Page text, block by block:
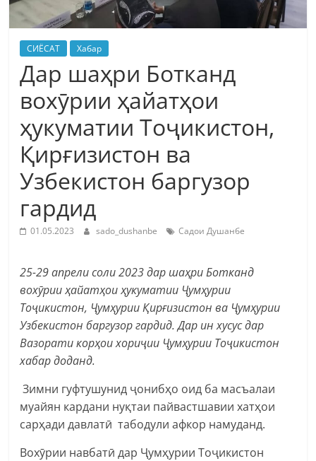
СИЁСАТ Хабар
Дар шаҳри Ботканд
вохӯрии ҳайатҳои
ҳукуматии Тоҷикистон,
Қирғизистон ва
Узбекистон баргузор
гардид
01.05.2023 sado_dushanbe Садои Душанбе
25-29 апрели соли 2023 дар шаҳри Ботканд
вохӯрии ҳайатҳои ҳукуматии Ҷумҳурии
Тоҷикистон, Ҷумҳурии Қирғизистон ва Ҷумҳурии
Узбекистон баргузор гардид. Дар ин хусус дар
Вазорати корҳои хориҷии Ҷумҳурии Тоҷикистон
хабар доданд.
Зимни гуфтушунид ҷонибҳо оид ба масъалаи
муайян кардани нуқтаи пайвастшавии хатҳои
сарҳади давлатӣ табодули афкор намуданд.
Вохӯрии навбатӣ дар Ҷумҳурии Тоҷикистон